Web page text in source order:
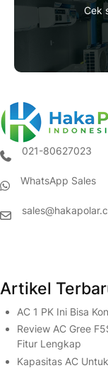
Cek
021-80627023
(opens in new tab)
WhatsApp Sales
(opens in new tab)
Artikel
AC 1 PK Ini Bisa
Review AC Gree
Fitur Lengkap
Kapasitas AC